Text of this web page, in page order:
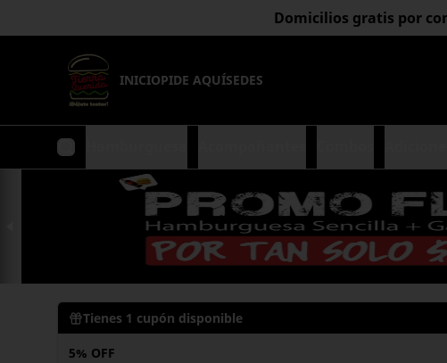
Domicilios gratis por
INICIOPIDE AQUÍSEDES
Tienes 1 cupón disponible
5% OFF